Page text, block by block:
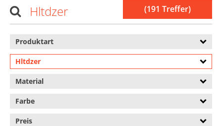
(191 Treffer)
Hltdzer
Produktart
Hltdzer
Material
Farbe
Preis